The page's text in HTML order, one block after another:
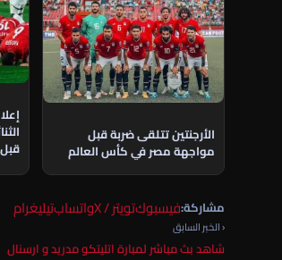
الأرجنتين تتلقى ضربة قبل
مواجهة مصر في كأس العالم
مشاركة:فيسبوكتويتر / X واتسابتيليغرام
‹ الخبر السابق
شاهد بث مباشر لمبارة اتليتكو مدريد و ارسنال